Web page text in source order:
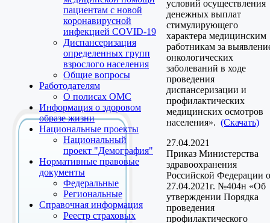
пациентам с новой
коронавирусной
инфекцией COVID-19
Диспансеризация
определенных групп
взрослого населения
Общие вопросы
Работодателям
О полисах ОМС
Информация о здоровом
образе жизни
Национальные проекты
Национальный
проект "Демография"
Нормативные правовые
документы
Федеральные
Региональные
Справочная информация
Реестр страховых
условий осуществления
денежных выплат
стимулирующего
характера медицинским
работникам за
онкологических
заболеваний в ходе
проведения
диспансеризации и
профилактических
медицинских осмотров
населения». (Скачать)
27.04.2021
Приказ Министерства
здравоохранения
Российской Федерации
27.04.2021г. №404н «Об
утверждении Порядка
проведения
профилактического